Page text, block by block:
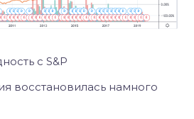
c S&P
восстановилась намного